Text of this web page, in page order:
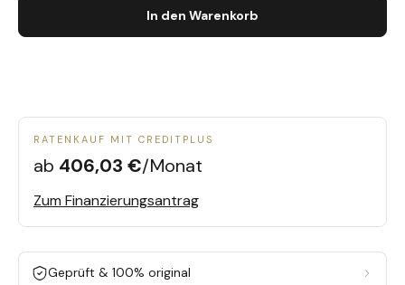
In den Warenkorb
RATENKAUF MIT CREDITPLUS
ab 406,03 €/Monat
Zum Finanzierungsantrag
Geprüft & 100% original